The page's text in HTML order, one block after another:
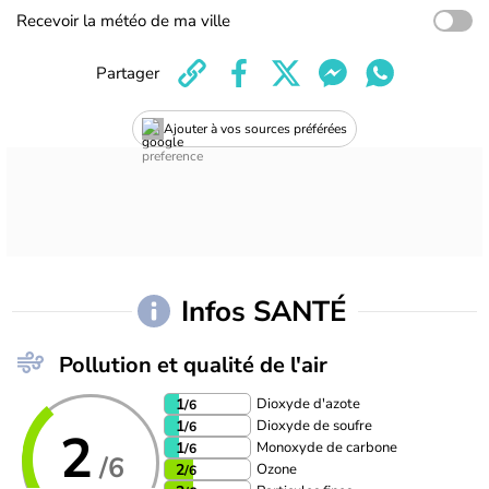
Recevoir la météo de ma ville
Ajouter à vos sources préférées
Partager
Infos SANTÉ
Pollution et qualité de l'air
2 /6
1/6 Dioxyde d'azote
1/6 Dioxyde de soufre
1/6 Monoxyde de carbone
2/6 Ozone